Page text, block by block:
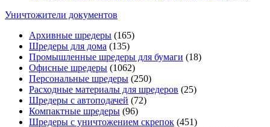
Уничтожители документов
Архивные шредеры (165)
Шредеры для дома (135)
Промышленные шредеры для бумаги (18)
Офисные шредеры (1062)
Персональные шредеры (250)
Расходные материалы для шредеров (25)
Шредеры с автоподачей (72)
Компактные шредеры (96)
Шредеры с уничтожением скрепок (451)